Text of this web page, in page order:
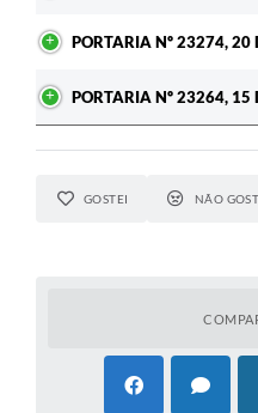
PORTARIA Nº 23274, 20
PORTARIA Nº 23264, 15
GOSTEI NÃO